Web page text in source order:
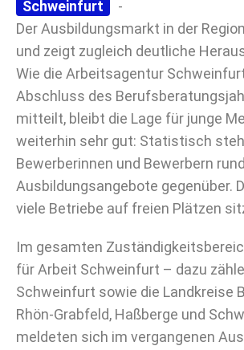
Schweinfurt
-
Der Ausbildungsmarkt in der
und zeigt zugleich deutliche
Wie die Arbeitsagentur
Abschluss des
mitteilt, bleibt die Lage für junge
weiterhin sehr gut: Statistisch
Bewerberinnen und Bewerbern
Ausbildungsangebote gegenüber.
viele Betriebe auf freien Plätzen
Im gesamten
für Arbeit Schweinfurt – dazu
Schweinfurt sowie die Landkreise
Rhön-Grabfeld, Haßberge und
meldeten sich im vergangenen